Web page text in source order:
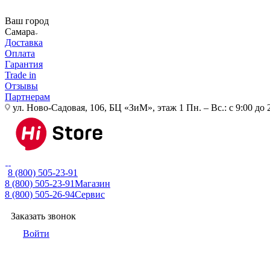
Ваш город
Самара
Доставка
Оплата
Гарантия
Trade in
Отзывы
Партнерам
ул. Ново-Садовая, 106, БЦ «ЗиМ», этаж 1 Пн. – Вс.: с 9:00 до
8 (800) 505-23-91
8 (800) 505-23-91Магазин
8 (800) 505-26-94Сервис
Заказать звонок
Войти